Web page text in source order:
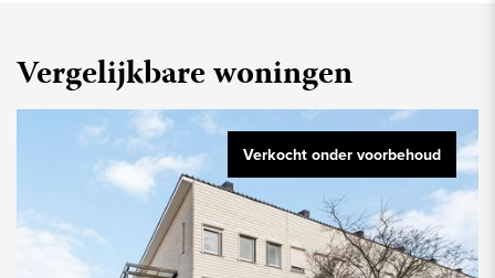
Vergelijkbare woningen
Verkocht onder voorbehoud